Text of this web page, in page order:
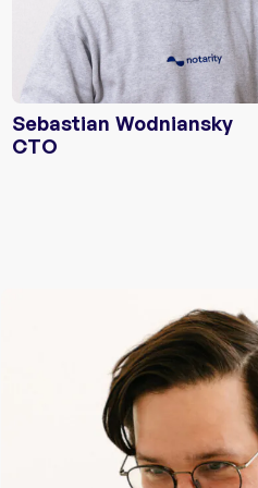
Sebastian Wodniansky
CTO